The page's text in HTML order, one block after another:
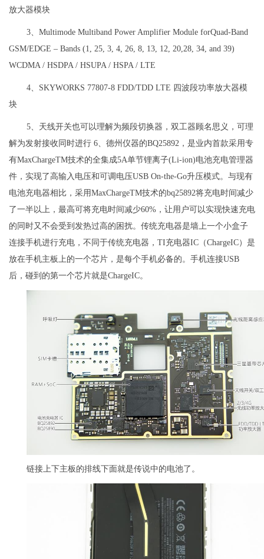
放大器模块
3、Multimode Multiband Power Amplifier Module forQuad-Band
GSM/EDGE – Bands (1, 25, 3, 4, 26, 8, 13, 12, 20,28, 34, and 39)
WCDMA / HSDPA / HSUPA / HSPA / LTE
4、SKYWORKS 77807-8 FDD/TDD LTE 四波段功率放大器模
块
5、天线开关也可以理解为频段切换器，双工器顾名思义，可理
解为发射接收同时进行 6、德州仪器的BQ25892，是业内首款采用专
有MaxChargeTM技术的全集成5A单节锂离子(Li-ion)电池充电管理器
件，实现了高输入电压和可调电压USB On-the-Go升压模式。与现有
电池充电器相比，采用MaxChargeTM技术的bq25892将充电时间减少
了一半以上，最高可将充电时间减少60%，让用户可以实现快速充电
的同时又不会受到发热过高的困扰。传统充电器是墙上一个小盒子
连接手机进行充电，不同于传统充电器，TI充电器IC（ChargeIC）是
放在手机主板上的一个芯片，是每个手机必备的。手机连接USB
后，碰到的第一个芯片就是ChargeIC。
链接上下主板的排线下面就是传说中的电池了。